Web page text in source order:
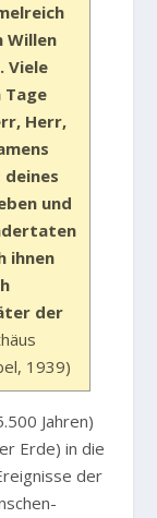
Willen
Viele
Tage
Herr,
und
ihnen
der
1939)
Jahren)
Erde) in die
der